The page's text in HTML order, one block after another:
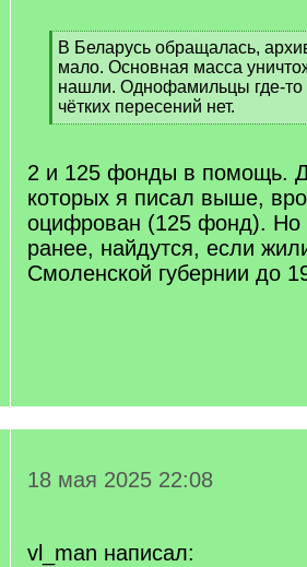
[
q
]
В Беларусь обращалась,
мало. Основная масса
нашли. Однофамильцы где-то
чётких пересений нет.
[
q
2 и 125 фонды в помощь.
которых я писал выше,
оцифрован (125 фонд). Но
ранее, найдутся, если
Смоленской губернии до
18 мая 2025 22:08
vl_man написал: